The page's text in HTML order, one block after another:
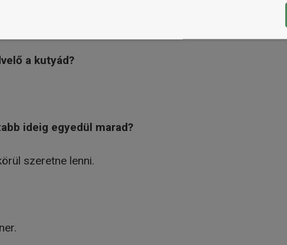
a kutyád?
ideig egyedül marad?
szeretne lenni.